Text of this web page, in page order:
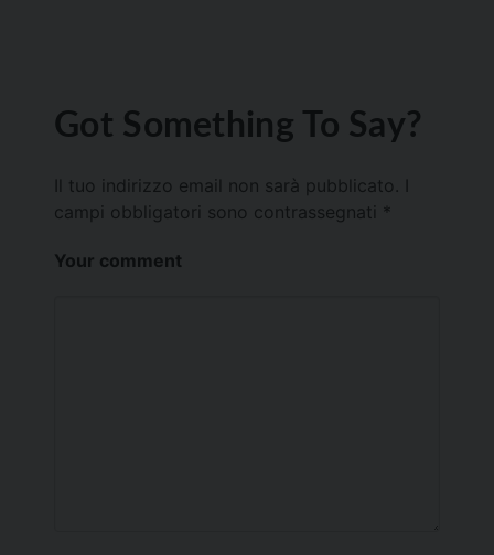
Got Something To Say?
Il tuo indirizzo email non sarà pubblicato.
campi obbligatori sono contrassegnati *
Your comment